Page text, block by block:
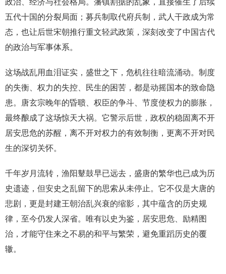
政治、经济与社会格局。藩镇割据的乱象，直接催生了后续
五代十国的分裂局面；募兵制取代府兵制，武人干政成为常
态，也让后世宋朝推行重文轻武政策，深刻改变了中国古代
的政治与军事体系。
这场战乱用血泪证实，盛世之下，危机往往暗流涌动。制度
的失衡、权力的失控、民生的困苦，都是动摇国本的致命隐
患。唐玄宗晚年的昏聩、权臣的争斗、节度使权力的膨胀，
最终酿成了这场惊天大祸。它警示后世，政权的稳固离不开
居安思危的苏醒，离不开对权力的有效制衡，更离不开对民
生的深切关怀。
千年岁月流转，渔阳鼙鼓早已远去，盛唐的繁华也已成为历
史遗迹，但安史之乱留下的思索从未停止。它不仅是大唐的
悲剧，更是封建王朝治乱兴衰的缩影，其中蕴含的历史规
律，至今仍发人深省。唯有以史为鉴，居安思危、励精图
治，才能守住来之不易的和平与繁荣，避免重蹈历史的覆
辙。